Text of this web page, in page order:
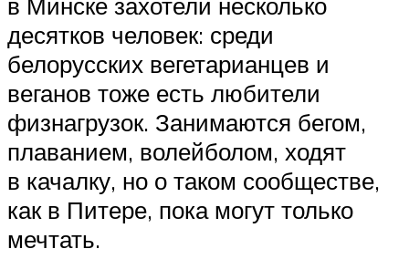
десятков человек: среди
белорусских вегетарианцев и
веганов тоже есть любители
физнагрузок. Занимаются бегом,
плаванием, волейболом, ходят
в качалку, но о таком сообществе,
как в Питере, пока могут только
мечтать.